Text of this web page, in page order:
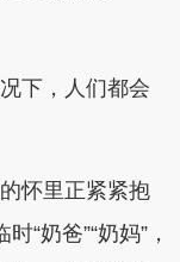
下，人们都会
怀里正紧紧抱
“奶爸”“奶妈”，